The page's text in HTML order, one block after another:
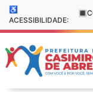
♿
ACESSIBILIDADE:
🔳